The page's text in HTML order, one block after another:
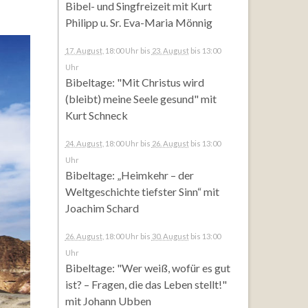
Bibel- und Singfreizeit mit Kurt
Philipp u. Sr. Eva-Maria Mönnig
17. August, 18:00 Uhr bis 23. Augustbis 13:00
Uhr
Bibeltage: "Mit Christus wird
(bleibt) meine Seele gesund" mit
Kurt Schneck
24. August, 18:00 Uhr bis 26. Augustbis 13:00
Uhr
Bibeltage: „Heimkehr – der
Weltgeschichte tiefster Sinn“ mit
Joachim Schard
26. August, 18:00 Uhr bis 30. Augustbis 13:00
Uhr
Bibeltage: "Wer weiß, wofür es gut
ist? – Fragen, die das Leben stellt!"
mit Johann Ubben